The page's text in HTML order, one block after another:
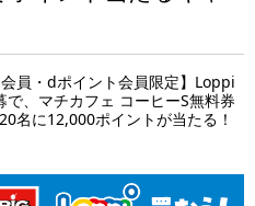
員・dポイント会員限定】Loppi
、マチカフェ コーヒーS無料券
名に12,000ポイントが当たる！